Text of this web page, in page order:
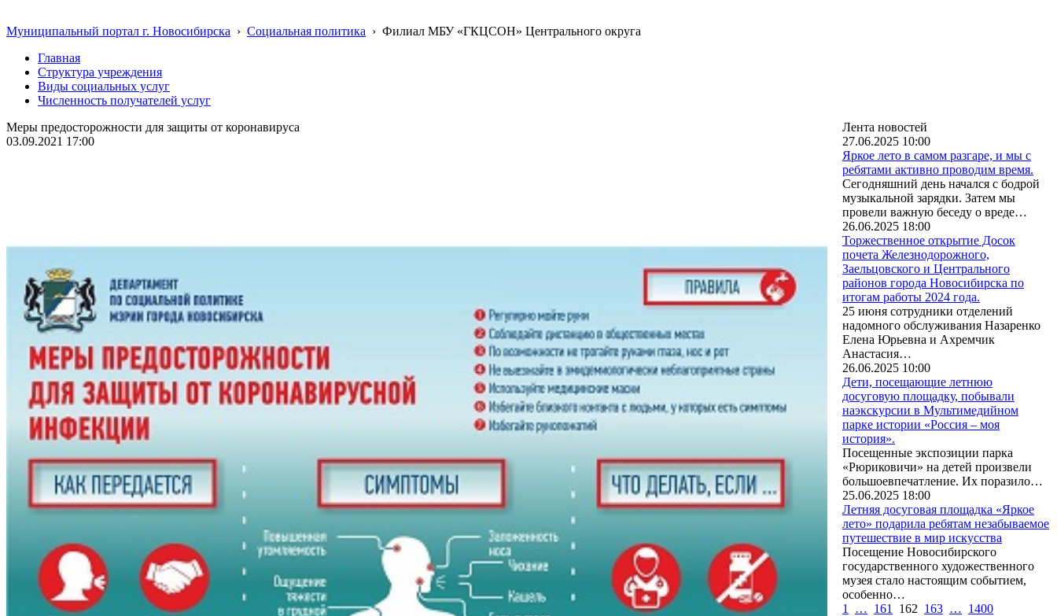
Муниципальный портал г. Новосибирска › Социальная политика › Филиал МБУ «ГКЦСОН» Центрального округа
Главная
Структура учреждения
Виды социальных услуг
Численность получателей услуг
Меры предосторожности для защиты от коронавируса
03.09.2021 17:00
Лента новостей
27.06.2025 10:00
Яркое лето в самом разгаре, и мы с
ребятами активно проводим время.
Сегодняшний день начался с бодрой
музыкальной зарядки. Затем мы
провели важную беседу о вреде…
26.06.2025 18:00
Торжественное открытие Досок
почета Железнодорожного,
Заельцовского и Центрального
районов города Новосибирска по
итогам работы 2024 года.
25 июня сотрудники отделений
надомного обслуживания Назаренко
Елена Юрьевна и Ахремчик
Анастасия…
26.06.2025 10:00
Дети, посещающие летнюю
досуговую площадку, побывали
наэкскурсии в Мультимедийном
парке истории «Россия – моя
история».
Посещенные экспозиции парка
«Рюриковичи» на детей произвели
большоевпечатление. Их поразило…
25.06.2025 18:00
Летняя досуговая площадка «Яркое
лето» подарила ребятам незабываемое
путешествие в мир искусства
Посещение Новосибирского
государственного художественного
музея стало настоящим событием,
особенно…
1
… 161 162 163 … 1400